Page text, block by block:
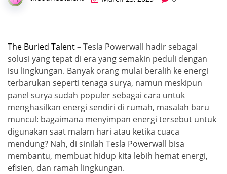
The Buried Talent– Tesla Powerwall hadir sebagai
solusi yang tepat di era yang semakin peduli dengan
isu lingkungan. Banyak orang mulai beralih ke energi
terbarukan seperti tenaga surya, namun meskipun
panel surya sudah populer sebagai cara untuk
menghasilkan energi sendiri di rumah, masalah baru
muncul: bagaimana menyimpan energi tersebut untuk
digunakan saat malam hari atau ketika cuaca
mendung? Nah, di sinilah Tesla Powerwall bisa
membantu, membuat hidup kita lebih hemat energi,
efisien, dan ramah lingkungan.